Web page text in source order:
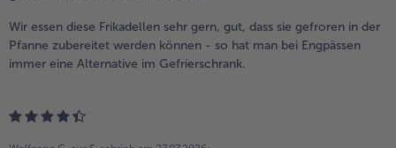
Wir essen diese Frikadellen sehr gern, gut, dass sie gefroren in der
Pfanne zubereitet werden können - so hat man bei Engpässen
immer eine Alternative im Gefrierschrank.